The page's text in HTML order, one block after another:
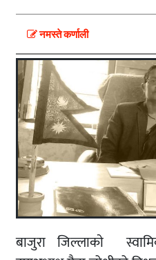
नमस्ते कर्णाली
बाजुरा जिल्लाकाे